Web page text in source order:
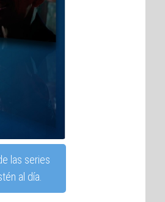
las series
al día.